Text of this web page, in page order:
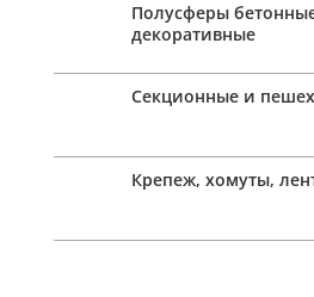
Полусферы
декоративные
Секционные и
Крепеж, хомуты,